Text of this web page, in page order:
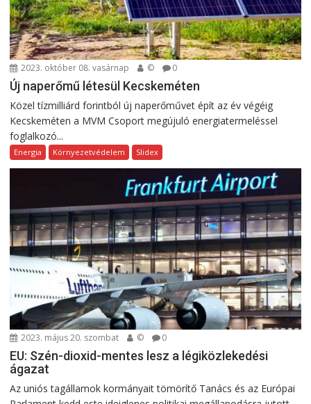
2023. október 08. vasárnap © 0
Új naperőmű létesül Kecskeméten
Közel tízmilliárd forintból új naperőművet épít az év végéig
Kecskeméten a MVM Csoport megújuló energiatermeléssel
foglalkozó...
Energia Környezetvédelem Slidex
2023. május 20. szombat © 0
EU: Szén-dioxid-mentes lesz a légiközlekedési
ágazat
Az uniós tagállamok kormányait tömörítő Tanács és az Európai